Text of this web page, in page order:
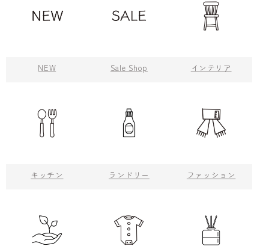
NEW Sale Shop インテリア
キッチン ランドリー ファッション